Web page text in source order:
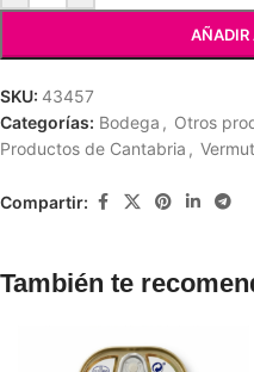
AÑADIR
SKU: 43457
Categorías: Bodega , Otros
Productos de Cantabria , Vermut
Compartir:
También te